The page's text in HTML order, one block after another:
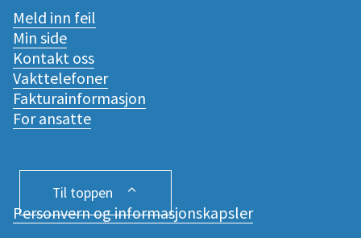
Meld inn feil
Min side
Kontakt oss
Vakttelefoner
Fakturainformasjon
For ansatte
Personvern og informasjonskapsler
Til toppen